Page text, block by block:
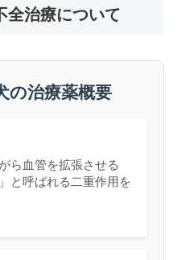
全治療について
の治療薬概要
ら血管を拡張させる
と呼ばれる二重作用を